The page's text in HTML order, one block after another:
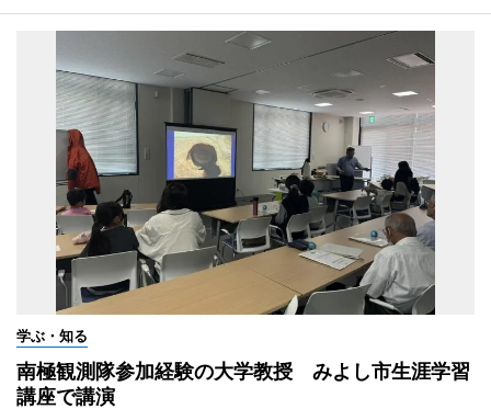
学ぶ・知る
南極観測隊参加経験の大学教授 みよし市生涯学習
講座で講演